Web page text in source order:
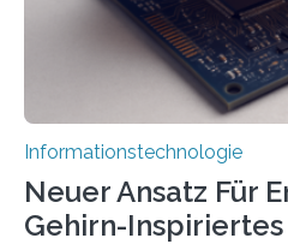
und Mimik im Einklang sind…
Informationstechnologie
Neuer Ansatz Für
Gehirn-